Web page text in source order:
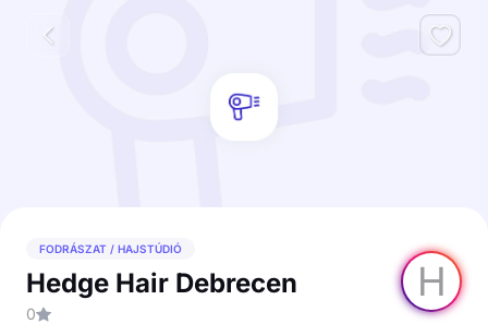
H
FODRÁSZAT / HAJSTÚDIÓ
Hedge Hair Debrecen
0